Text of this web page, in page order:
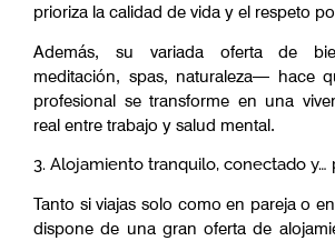
prioriza la calidad de vida y el respeto
Además, su variada oferta de
meditación, spas, naturaleza— hace
profesional se transforme en una
real entre trabajo y salud mental.
3. Alojamiento tranquilo, conectado y…
Tanto si viajas solo como en pareja o
dispone de una gran oferta de